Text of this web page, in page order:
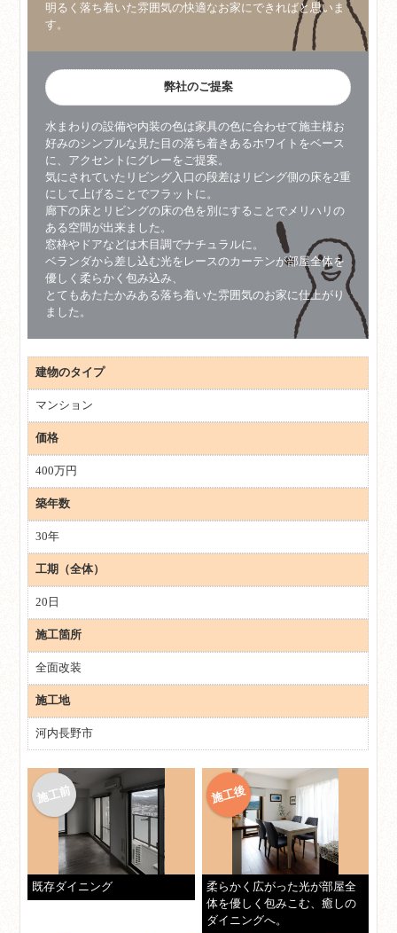
明るく落ち着いた雰囲気の快適なお家にできればと思いま
す。
弊社のご提案
水まわりの設備や内装の色は家具の色に合わせて施主様お
好みのシンプルな見た目の落ち着きあるホワイトをベース
に、アクセントにグレーをご提案。
気にされていたリビング入口の段差はリビング側の床を2重
にして上げることでフラットに。
廊下の床とリビングの床の色を別にすることでメリハリの
ある空間が出来ました。
窓枠やドアなどは木目調でナチュラルに。
ベランダから差し込む光をレースのカーテンが部屋全体を
優しく柔らかく包み込み、
とてもあたたかみある落ち着いた雰囲気のお家に仕上がり
ました。
建物のタイプ
マンション
価格
400万円
築年数
30年
工期（全体）
20日
施工箇所
全面改装
施工地
河内長野市
既存ダイニング
柔らかく広がった光が部屋全
体を優しく包みこむ、癒しの
ダイニングへ。